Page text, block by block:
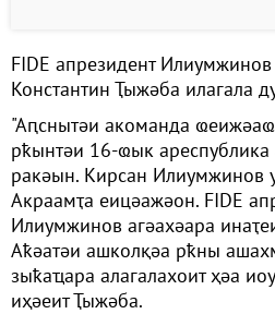
FIDE апрезидент Илиумжинов
Константин Ҭыжәба илагала
"Аԥснытәи акоманда
рҟынтәи 16-ҩык
ракәын. Кирсан Илиумжинов
Акраамҭа еицәажәон. FIDE
Илиумжинов агәахәара
Аҟәатәи ашколқәа рҟны
зыҟаҵара алагалахоит ҳәа
иҳәеит Ҭыжәба.